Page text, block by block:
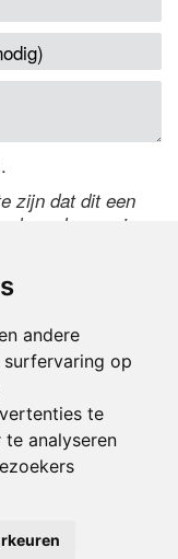
andere
op
te
analyseren
zijn dat dit een
code over in
|Brisk magazine